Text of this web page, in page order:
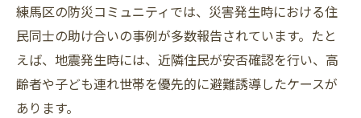
練馬区の防災コミュニティでは、災害発生時における住
民同士の助け合いの事例が多数報告されています。たと
えば、地震発生時には、近隣住民が安否確認を行い、高
齢者や子ども連れ世帯を優先的に避難誘導したケースが
あります。